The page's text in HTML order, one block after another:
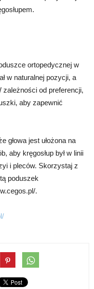
ortopedycznej w
w naturalnej pozycji, a
zależności od preferencji,
aby zapewnić
głowa jest ułożona na
aby kręgosłup był w linii
i pleców. Skorzystaj z
poduszek
.